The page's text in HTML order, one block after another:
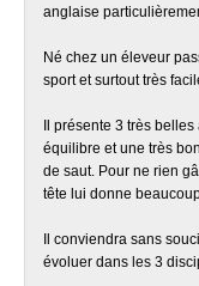
anglaise
Né chez un éleveur
sport et surtout très
Il présente 3 très
équilibre et une très
de saut. Pour ne rien
tête lui donne
Il conviendra sans
évoluer dans les 3